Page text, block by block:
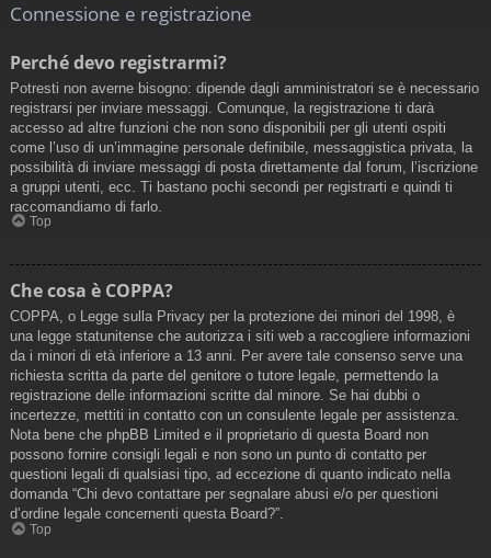
Connessione e registrazione
Perché devo registrarmi?
Potresti non averne bisogno: dipende dagli amministratori se è necessario
registrarsi per inviare messaggi. Comunque, la registrazione ti darà
accesso ad altre funzioni che non sono disponibili per gli utenti ospiti
come l’uso di un’immagine personale definibile, messaggistica privata, la
possibilità di inviare messaggi di posta direttamente dal forum, l’iscrizione
a gruppi utenti, ecc. Ti bastano pochi secondi per registrarti e quindi ti
raccomandiamo di farlo.
Top
Che cosa è COPPA?
COPPA, o Legge sulla Privacy per la protezione dei minori del 1998, è
una legge statunitense che autorizza i siti web a raccogliere informazioni
da i minori di età inferiore a 13 anni. Per avere tale consenso serve una
richiesta scritta da parte del genitore o tutore legale, permettendo la
registrazione delle informazioni scritte dal minore. Se hai dubbi o
incertezze, mettiti in contatto con un consulente legale per assistenza.
Nota bene che phpBB Limited e il proprietario di questa Board non
possono fornire consigli legali e non sono un punto di contatto per
questioni legali di qualsiasi tipo, ad eccezione di quanto indicato nella
domanda “Chi devo contattare per segnalare abusi e/o per questioni
d’ordine legale concernenti questa Board?”.
Top